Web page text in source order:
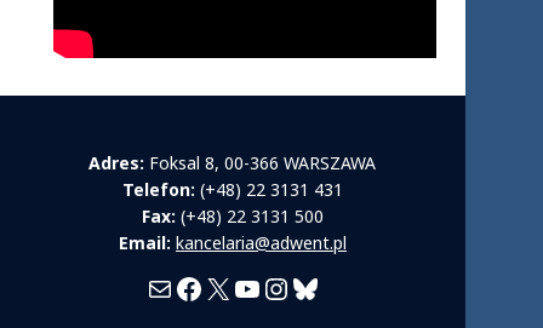
Adres: Foksal 8, 00-366 WARSZAWA
Telefon: (+48) 22 3131 431
Fax: (+48) 22 3131 500
Email: kancelaria@adwent.pl
MailFacebook
X YouTube
Instagram
Bluesky